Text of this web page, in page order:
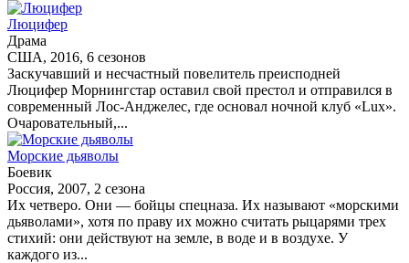
Люцифер
Драма
США, 2016, 6 сезонов
Заскучавший и несчастный повелитель преисподней
Люцифер Морнингстар оставил свой престол и отправился в
современный Лос-Анджелес, где основал ночной клуб «Lux».
Очаровательный,...
Морские дьяволы
Боевик
Россия, 2007, 2 сезона
Их четверо. Они — бойцы спецназа. Их называют «морскими
дьяволами», хотя по праву их можно считать рыцарями трех
стихий: они действуют на земле, в воде и в воздухе. У
каждого из...